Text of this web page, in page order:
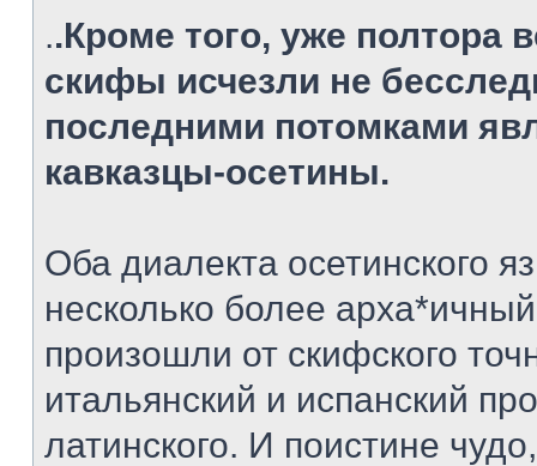
..Кроме того, уже полтора
скифы исчезли не
последними потомками
кавказцы-осетины.
Оба диалекта осетинского
несколько более
произошли от скифского
итальянский и испанский
латинского. И поистине